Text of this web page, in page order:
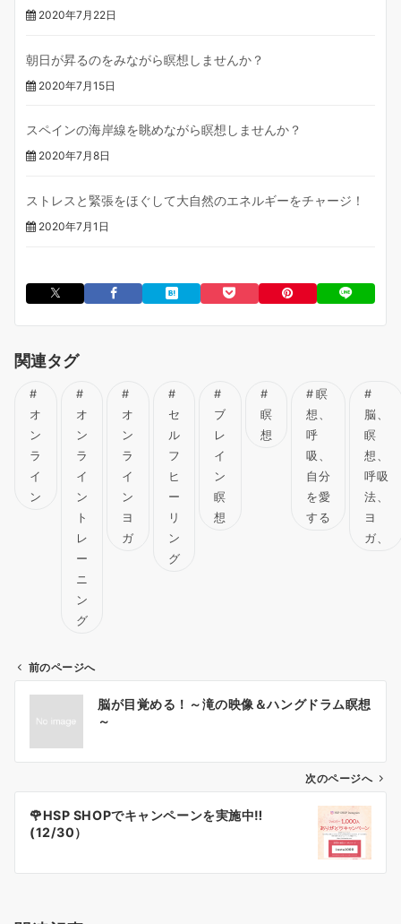
2020年7月22日
朝日が昇るのをみながら瞑想しませんか？
2020年7月15日
スペインの海岸線を眺めながら瞑想しませんか？
2020年7月8日
ストレスと緊張をほぐして大自然のエネルギーをチャージ！
2020年7月1日
関連タグ
オ
ン
ラ
イ
ン
オ
ン
ラ
イ
ン
ト
レ
ー
ニ
ン
グ
オ
ン
ラ
イ
ン
ヨ
ガ
セ
ル
フ
ヒ
ー
リ
ン
グ
ブ
レ
イ
ン
瞑
想
瞑
想
瞑
想、
呼
吸、
自分
を愛
する
脳、
瞑
想、
呼吸
法、
ヨ
ガ、
ビ
ン
前のページへ
脳が目覚める！～滝の映像＆ハングドラム瞑想
～
次のページへ
🌹HSP SHOPでキャンペーンを実施中‼️
(12/30）